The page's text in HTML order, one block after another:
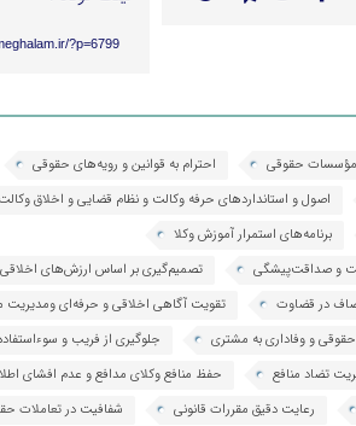
?p=6799
مؤسسات حقوقی
احترام به قوانین و رویه‌های حقوقی
اصول و استانداردهای حرفه وکالت و نظام قضایی و اخلاق وکالت
برنامه‌های استمرار آموزش وکلا
و صداقت‌پیشگی
تصمیم‌گیری بر اساس ارزش‌های اخلاقی
در قضاوت
تقویت آگاهی اخلاقی و حرفه‌ای ومدیریت
و وفاداری به مشتری
جلوگیری از فریب و
تضاد منافع
حفظ منافع وکلای مدافع و عدم افشای
رعایت دقیق مقررات قانونی
شفافیت در تعاملات